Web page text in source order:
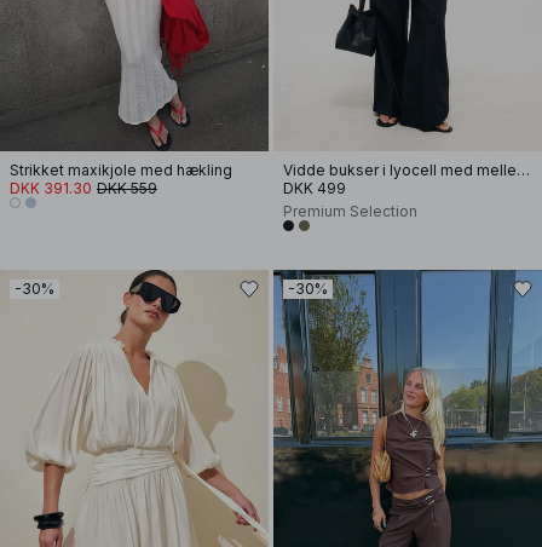
Strikket maxikjole med hækling
DKK 391.30 DKK 559
Vidde bukser i lyocell med mellemhøj talje
DKK 499
Premium Selection
-30% -30%